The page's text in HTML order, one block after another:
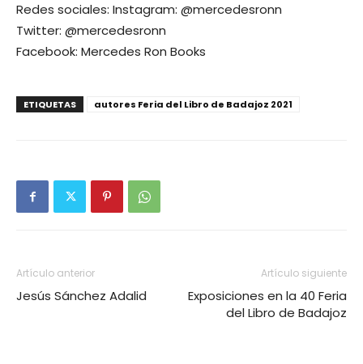
Redes sociales: Instagram: @mercedesronn
Twitter: @mercedesronn
Facebook: Mercedes Ron Books
ETIQUETAS autores Feria del Libro de Badajoz 2021
Artículo anterior
Jesús Sánchez Adalid
Artículo siguiente
Exposiciones en la 40 Feria
del Libro de Badajoz